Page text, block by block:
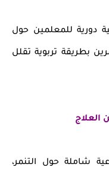
دورية للمعلمين حول
بطريقة تربوية تقلل
شاملة حول التنمر،